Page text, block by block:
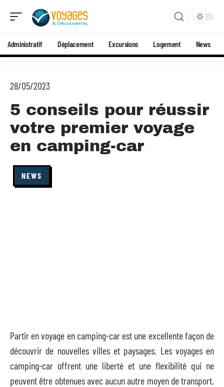
Administratif Déplacement Excursions Logement News
28/05/2023
5 conseils pour réussir
votre premier voyage
en camping-car
NEWS
Partir en voyage en camping-car est une excellente façon de
découvrir de nouvelles villes et paysages. Les voyages en
camping-car offrent une liberté et une flexibilité qui ne
peuvent être obtenues avec aucun autre moyen de transport.